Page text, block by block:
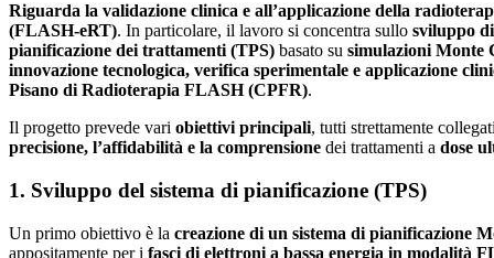
Riguarda la validazione clinica e all’applicazione della
(FLASH-eRT). In particolare, il lavoro si concentra sullo sviluppo
pianificazione dei trattamenti (TPS) basato su simulazioni Monte
innovazione tecnologica, verifica sperimentale e applicazione
Pisano di Radioterapia FLASH (CPFR).
Il progetto prevede vari obiettivi principali, tutti strettamente
precisione, l’affidabilità e la comprensione dei trattamenti a dose
1. Sviluppo del sistema di pianificazione (TPS)
Un primo obiettivo è la creazione di un sistema di pianificazione
appositamente per i fasci di elettroni a bassa energia in modalità